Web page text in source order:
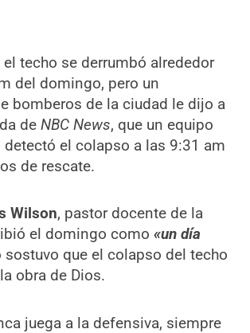
techo se derrumbó alrededor
del domingo, pero un
bomberos de la ciudad le dijo a
deNBC News, que un equipo
el colapso a las 9:31 am
de rescate.
Wilson, pastor docente de la
el domingo como«un día
sostuvo que el colapso del techo
obra de Dios.
juega a la defensiva, siempre